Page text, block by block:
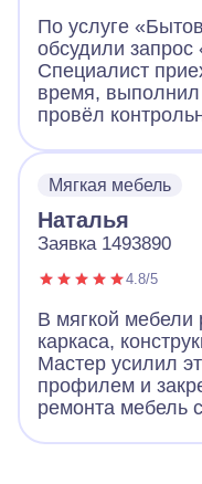
По услуге
обсудили запрос
Специалист
время,
провёл
Мягкая мебель
Наталья
Заявка 1493890
4.8/5
В мягкой мебели
каркаса,
Мастер усилил
профилем и
ремонта мебель